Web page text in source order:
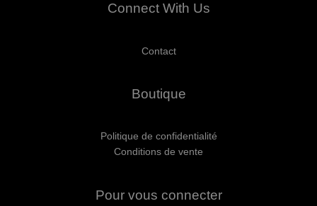
Connect With Us
Contact
Boutique
Politique de confidentialité
Conditions de vente
Pour vous connecter